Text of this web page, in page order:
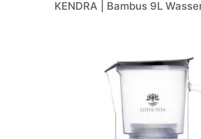
KENDRA | Bambus 9L